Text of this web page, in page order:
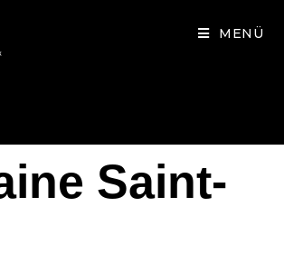
MENÜ
Saint-
panel